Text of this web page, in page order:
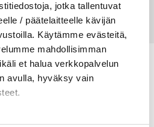
jotka tallentuvat
/ päätelaitteelle kävijän
Käytämme evästeitä,
mahdollisimman
et halua verkkopalvelun
avulla, hyväksy vain